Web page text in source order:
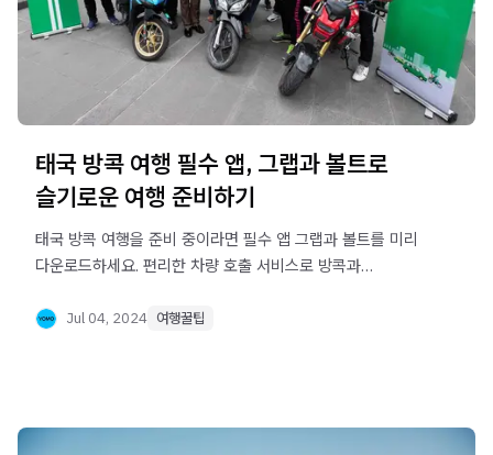
태국 방콕 여행 필수 앱, 그랩과 볼트로
슬기로운 여행 준비하기
태국 방콕 여행을 준비 중이라면 필수 앱 그랩과 볼트를 미리
다운로드하세요. 편리한 차량 호출 서비스로 방콕과
비교와 서비스 지역 정보를 통해 슬기로운 여행을
Jul 04, 2024 여행꿀팁